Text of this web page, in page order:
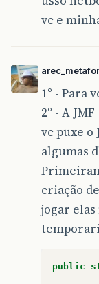
vc e
1° - Para
2° - A
vc puxe o
algumas
criação
jogar
public